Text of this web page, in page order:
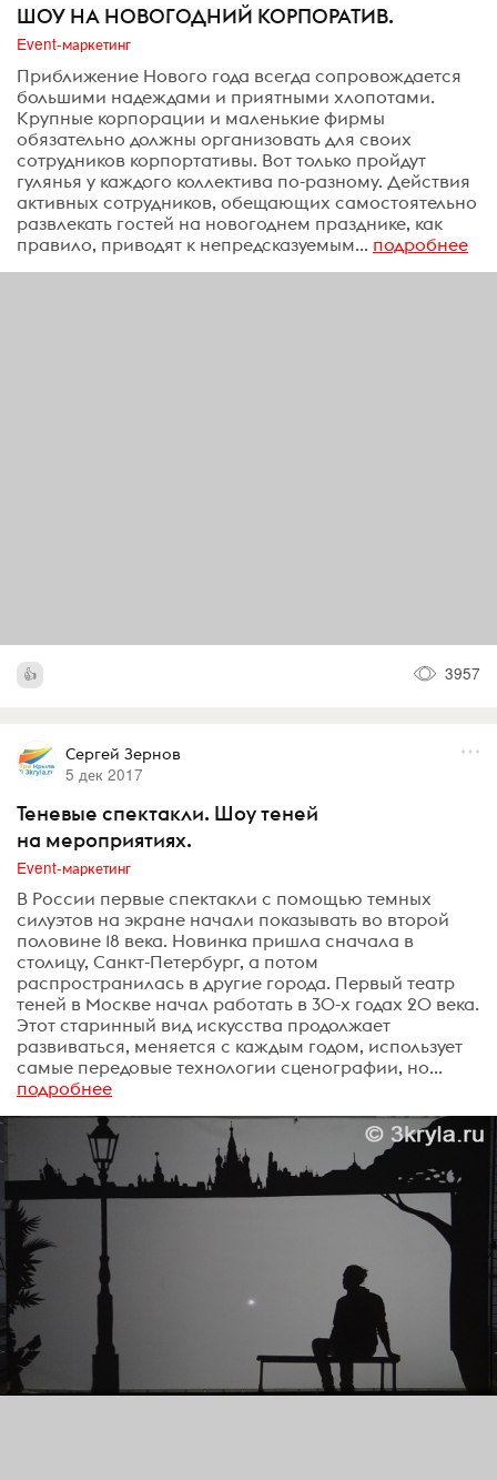
ШОУ НА НОВОГОДНИЙ КОРПОРАТИВ.
Event-маркетинг
Приближение Нового года всегда сопровождается
большими надеждами и приятными хлопотами.
Крупные корпорации и маленькие фирмы
обязательно должны организовать для своих
сотрудников корпортативы. Вот только пройдут
гулянья у каждого коллектива по-разному. Действия
активных сотрудников, обещающих самостоятельно
развлекать гостей на новогоднем празднике, как
правило, приводят к непредсказуемым... подробнее
3957
Сергей Зернов
5 дек 2017
Теневые спектакли. Шоу теней
на мероприятиях.
Event-маркетинг
В России первые спектакли с помощью темных
силуэтов на экране начали показывать во второй
половине 18 века. Новинка пришла сначала в
столицу, Санкт-Петербург, а потом
распространилась в другие города. Первый театр
теней в Москве начал работать в 30-х годах 20 века.
Этот старинный вид искусства продолжает
развиваться, меняется с каждым годом, использует
самые передовые технологии сценографии, но...
подробнее